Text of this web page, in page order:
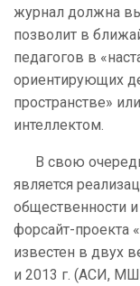
журнал должна
позволит в
педагогов в
ориентирующих
пространстве»
интеллектом.
В свою
является
общественности
форсайт-проекта
известен в двух
и 2013 г. (АСИ,